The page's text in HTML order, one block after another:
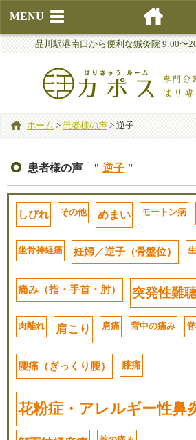
MENU
品川駅港南口から便利な鍼灸院 9:00〜
ホーム > 患者様の声 > 逆子
患者様の声 " 逆子 "
しびれ その他 めまい モートン病
坐骨神経痛 妊婦／逆子（骨盤位）
痛み（指・手首・肘） 突発性難
肉離れ 肩こり 肩痛 背中の痛み
腰痛（ぎっくり腰） 膝痛
花粉症・アレルギー性鼻